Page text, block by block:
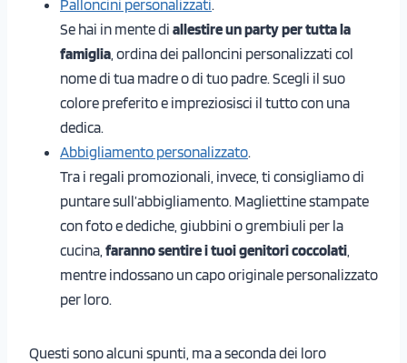
Palloncini personalizzati.
Se hai in mente di allestire un party per tutta la
famiglia , ordina dei palloncini personalizzati col
nome di tua madre o di tuo padre. Scegli il suo
colore preferito e impreziosisci il tutto con una
dedica.
Abbigliamento personalizzato.
Tra i regali promozionali, invece, ti consigliamo di
puntare sull’abbigliamento. Magliettine stampate
con foto e dediche, giubbini o grembiuli per la
cucina, faranno sentire i tuoi genitori coccolati
mentre indossano un capo originale personalizzato
per loro.
Questi sono alcuni spunti, ma a seconda dei loro